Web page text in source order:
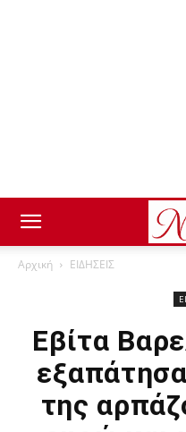
Αρχική ΕΙΔΗΣΕΙΣ
Εβίτα
της